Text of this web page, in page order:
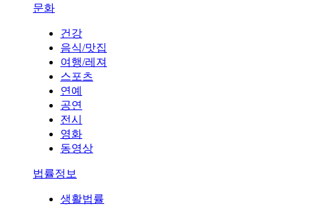
문화
건강
음식/맛집
여행/레져
스포츠
연예
공연
전시
영화
동영상
법률정보
생활법률